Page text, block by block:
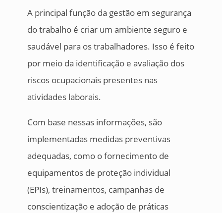
A principal função da gestão em segurança
do trabalho é criar um ambiente seguro e
saudável para os trabalhadores. Isso é feito
por meio da identificação e avaliação dos
riscos ocupacionais presentes nas
atividades laborais.
Com base nessas informações, são
implementadas medidas preventivas
adequadas, como o fornecimento de
equipamentos de proteção individual
(EPIs), treinamentos, campanhas de
conscientização e adoção de práticas